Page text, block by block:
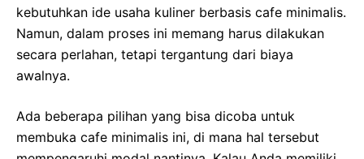
kebutuhkan ide usaha kuliner berbasis cafe minimalis.
Namun, dalam proses ini memang harus dilakukan
secara perlahan, tetapi tergantung dari biaya
awalnya.
Ada beberapa pilihan yang bisa dicoba untuk
membuka cafe minimalis ini, di mana hal tersebut